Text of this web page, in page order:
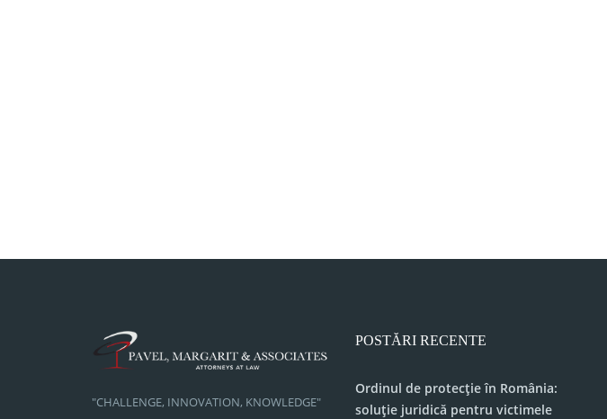
"CHALLENGE, INNOVATION, KNOWLEDGE"
POSTĂRI RECENTE
Ordinul de protecție în România:
soluție juridică pentru victimele